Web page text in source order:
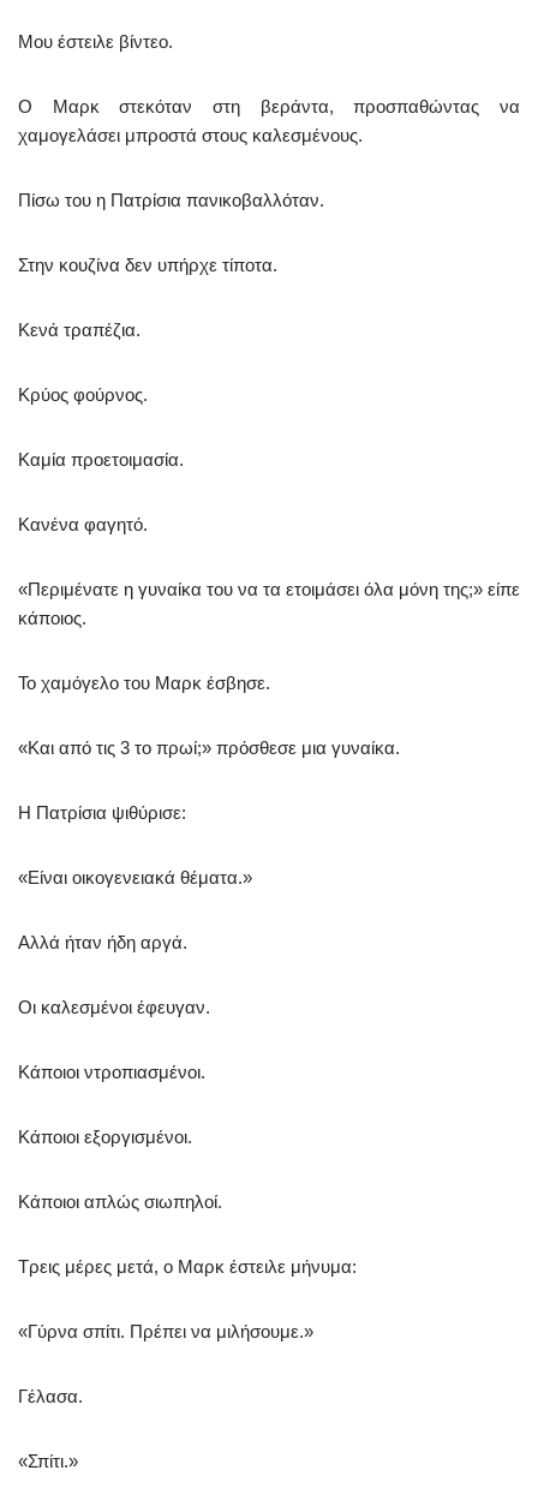
Μου έστειλε βίντεο.
Ο Μαρκ στεκόταν στη βεράντα, προσπαθώντας να
χαμογελάσει μπροστά στους καλεσμένους.
Πίσω του η Πατρίσια πανικοβαλλόταν.
Στην κουζίνα δεν υπήρχε τίποτα.
Κενά τραπέζια.
Κρύος φούρνος.
Καμία προετοιμασία.
Κανένα φαγητό.
«Περιμένατε η γυναίκα του να τα ετοιμάσει όλα μόνη της;» είπε
κάποιος.
Το χαμόγελο του Μαρκ έσβησε.
«Και από τις 3 το πρωί;» πρόσθεσε μια γυναίκα.
Η Πατρίσια ψιθύρισε:
«Είναι οικογενειακά θέματα.»
Αλλά ήταν ήδη αργά.
Οι καλεσμένοι έφευγαν.
Κάποιοι ντροπιασμένοι.
Κάποιοι εξοργισμένοι.
Κάποιοι απλώς σιωπηλοί.
Τρεις μέρες μετά, ο Μαρκ έστειλε μήνυμα:
«Γύρνα σπίτι. Πρέπει να μιλήσουμε.»
Γέλασα.
«Σπίτι.»